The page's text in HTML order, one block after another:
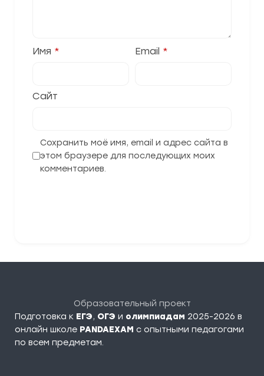
Имя * Email *
Сайт
Сохранить моё имя, email и адрес сайта в
этом браузере для последующих моих
комментариев.
Образовательный проект
Подготовка к ЕГЭ, ОГЭ и олимпиадам 2025-2026 в
онлайн школе PANDAEXAM c опытными педагогами
по всем предметам.